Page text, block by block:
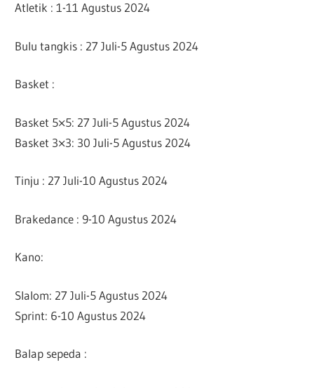
Atletik : 1-11 Agustus 2024
Bulu tangkis : 27 Juli-5 Agustus 2024
Basket :
Basket 5×5: 27 Juli-5 Agustus 2024
Basket 3×3: 30 Juli-5 Agustus 2024
Tinju : 27 Juli-10 Agustus 2024
Brakedance : 9-10 Agustus 2024
Kano:
Slalom: 27 Juli-5 Agustus 2024
Sprint: 6-10 Agustus 2024
Balap sepeda :